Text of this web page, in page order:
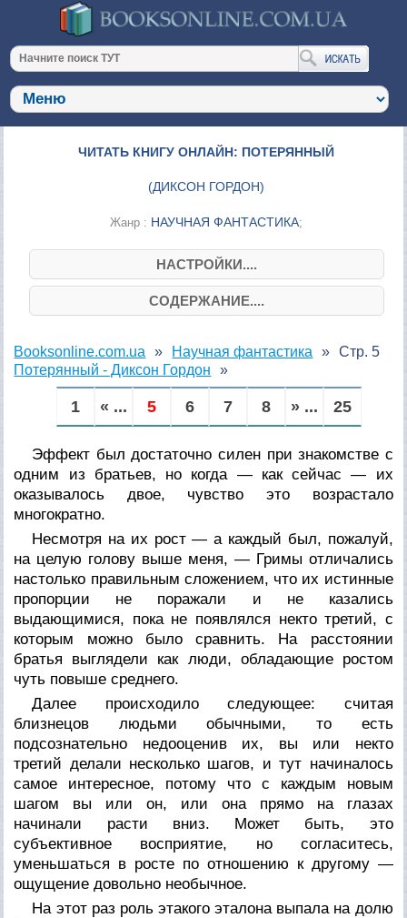
ЧИТАТЬ КНИГУ ОНЛАЙН: ПОТЕРЯННЫЙ
(ДИКСОН ГОРДОН)
Жанр : НАУЧНАЯ ФАНТАСТИКА;
НАСТРОЙКИ....
СОДЕРЖАНИЕ....
Booksonline.com.ua
Научная фантастика
Потерянный - Диксон Гордон
Стр. 5
1 « ... 5 6 7 8 » ... 25
Эффект был достаточно силен при знакомстве с
одним из братьев, но когда — как сейчас — их
оказывалось двое, чувство это возрастало
многократно.
Несмотря на их рост — а каждый был, пожалуй,
на целую голову выше меня, — Гримы отличались
настолько правильным сложением, что их истинные
пропорции не поражали и не казались
выдающимися, пока не появлялся некто третий, с
которым можно было сравнить. На расстоянии
братья выглядели как люди, обладающие ростом
чуть повыше среднего.
Далее происходило следующее: считая
близнецов людьми обычными, то есть
подсознательно недооценив их, вы или некто
третий делали несколько шагов, и тут начиналось
самое интересное, потому что с каждым новым
шагом вы или он, или она прямо на глазах
начинали расти вниз. Может быть, это
субъективное восприятие, но согласитесь,
уменьшаться в росте по отношению к другому —
ощущение довольно необычное.
На этот раз роль этакого эталона выпала на долю